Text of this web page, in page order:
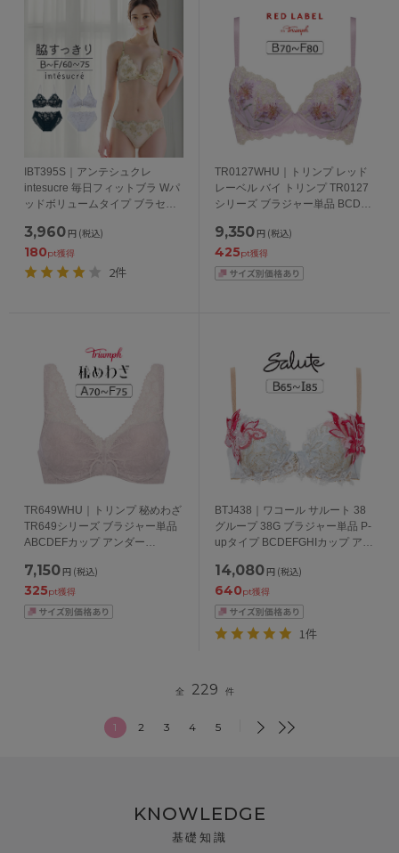
IBT395S｜アンテシュクレ
intesucre 毎日フィットブラ Wパ
ッドボリュームタイプ ブラセッ
ップ アンダー60/65/70/75cm
3,960 円 (税込)
180pt獲得
2件
TR0127WHU｜トリンプ レッド
レーベル バイ トリンプ TR0127
シリーズ ブラジャー単品 BCDEF
9,350 円 (税込)
425pt獲得
TR649WHU｜トリンプ 秘めわざ
TR649シリーズ ブラジャー単品
ABCDEFカップ アンダー
7,150 円 (税込)
325pt獲得
BTJ438｜ワコール サルート 38
グループ 38G ブラジャー単品 P-
upタイプ BCDEFGHIカップ アン
14,080 円 (税込)
640pt獲得
1件
全 229 件
1 2 3 4 5
KNOWLEDGE
基礎知識